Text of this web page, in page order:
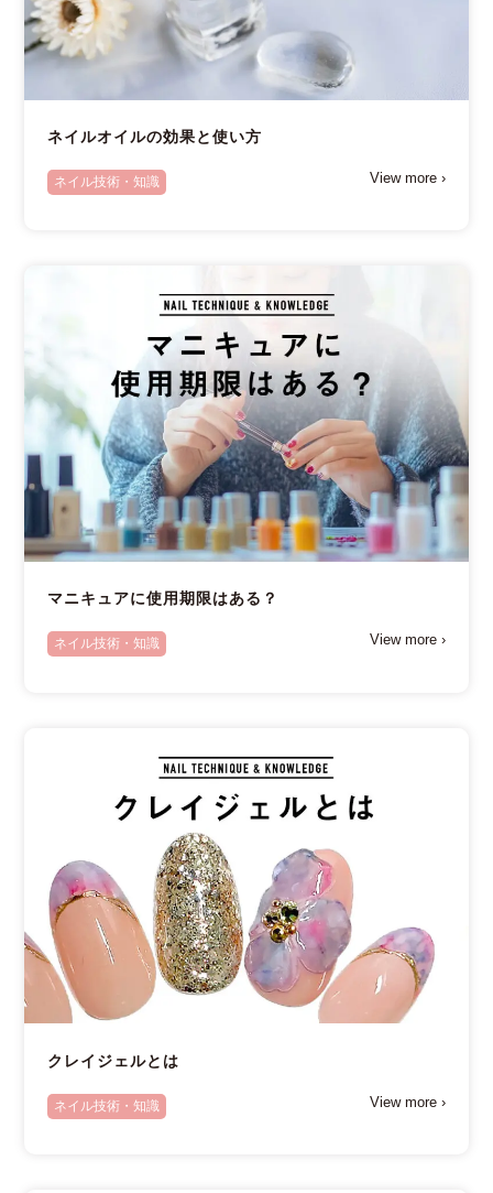
ネイルオイルの効果と使い方
ネイル技術・知識 View more ›
マニキュアに使用期限はある？
ネイル技術・知識 View more ›
クレイジェルとは
ネイル技術・知識 View more ›